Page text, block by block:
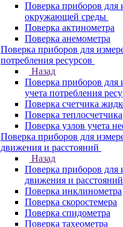
Поверка приборов для
окружающей среды
Поверка актинометра
Поверка анемометра
Поверка приборов для
потребления ресурсов
Назад
Поверка приборов для
учета потребления
Поверка счетчика
Поверка теплосчетчика
Поверка узлов учета
Поверка приборов для
движения и расстояний
Назад
Поверка приборов для
движения и расстояний
Поверка инклинометра
Поверка скоростемера
Поверка спидометра
Поверка тахеометра